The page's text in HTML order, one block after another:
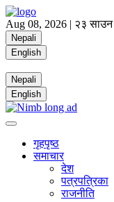
Aug 08, 2026 | २३ साउन
Nepali
English
Nepali
English
गृहपृष्ठ
समाचार
देश
पत्रपत्रिका
राजनीति